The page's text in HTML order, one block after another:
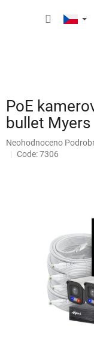
PoE
bullet Myers
Průměrné
hodnocení
Neohodnoceno
Code: 7306